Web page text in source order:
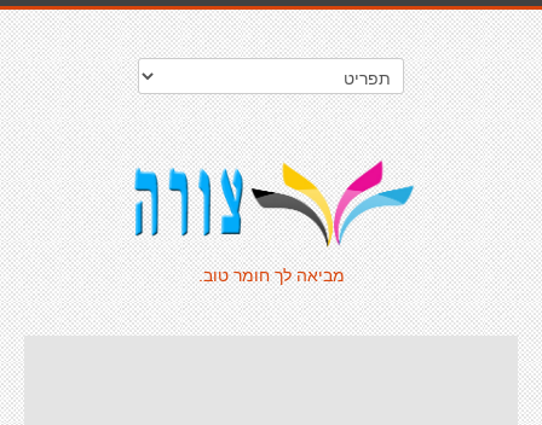
מביאה לך חומר טוב.